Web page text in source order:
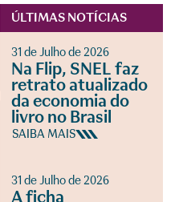
ÚLTIMAS NOTÍCIAS
31 de Julho de 2026
Na Flip, SNEL faz
retrato atualizado
da economia do
livro no Brasil
SAIBA MAIS
31 de Julho de 2026
A ficha